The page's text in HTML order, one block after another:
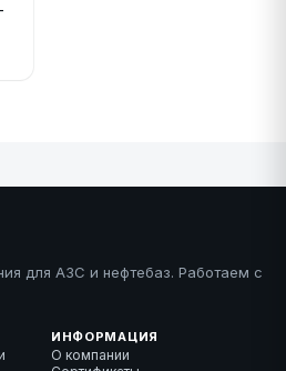
для АЗС и нефтебаз. Работаем с
ИНФОРМАЦИЯ
О компании